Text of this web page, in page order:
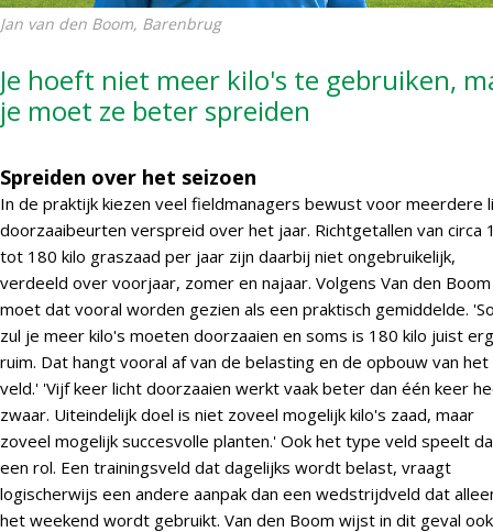
Jan van den Boom, Barenbrug
Je hoeft niet meer kilo's te gebruiken,
je moet ze beter spreiden
Spreiden over het seizoen
In de praktijk kiezen veel fieldmanagers bewust voor meerdere
doorzaaibeurten verspreid over het jaar. Richtgetallen van circa
tot 180 kilo graszaad per jaar zijn daarbij niet ongebruikelijk,
verdeeld over voorjaar, zomer en najaar. Volgens Van den Boom
moet dat vooral worden gezien als een praktisch gemiddelde.
zul je meer kilo's moeten doorzaaien en soms is 180 kilo juist erg
ruim. Dat hangt vooral af van de belasting en de opbouw van het
veld.' 'Vijf keer licht doorzaaien werkt vaak beter dan één keer
zwaar. Uiteindelijk doel is niet zoveel mogelijk kilo's zaad, maar
zoveel mogelijk succesvolle planten.' Ook het type veld speelt
een rol. Een trainingsveld dat dagelijks wordt belast, vraagt
logischerwijs een andere aanpak dan een wedstrijdveld dat
het weekend wordt gebruikt. Van den Boom wijst in dit geval